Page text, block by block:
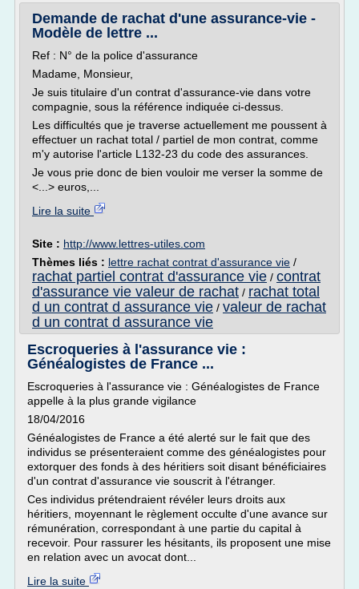
Demande de rachat d'une assurance-vie -
Modèle de lettre ...
Ref : N° de la police d'assurance
Madame, Monsieur,
Je suis titulaire d'un contrat d'assurance-vie dans votre
compagnie, sous la référence indiquée ci-dessus.
Les difficultés que je traverse actuellement me poussent à
effectuer un rachat total / partiel de mon contrat, comme
m'y autorise l'article L132-23 du code des assurances.
Je vous prie donc de bien vouloir me verser la somme de
<...> euros,...
Lire la suite
Site : http://www.lettres-utiles.com
Thèmes liés : lettre rachat contrat d'assurance vie /
rachat partiel contrat d'assurance vie / contrat
d'assurance vie valeur de rachat / rachat total
d un contrat d assurance vie / valeur de rachat
d un contrat d assurance vie
Escroqueries à l'assurance vie :
Généalogistes de France ...
Escroqueries à l'assurance vie : Généalogistes de France
appelle à la plus grande vigilance
18/04/2016
Généalogistes de France a été alerté sur le fait que des
individus se présenteraient comme des généalogistes pour
extorquer des fonds à des héritiers soit disant bénéficiaires
d'un contrat d'assurance vie souscrit à l'étranger.
Ces individus prétendraient révéler leurs droits aux
héritiers, moyennant le règlement occulte d'une avance sur
rémunération, correspondant à une partie du capital à
recevoir. Pour rassurer les hésitants, ils proposent une mise
en relation avec un avocat dont...
Lire la suite